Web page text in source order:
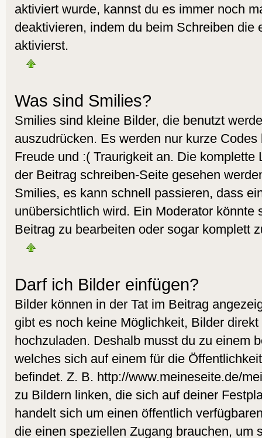
aktiviert wurde, kannst du es immer noch
deaktivieren, indem du beim Schreiben die
aktivierst.
Was sind Smilies?
Smilies sind kleine Bilder, die benutzt
auszudrücken. Es werden nur kurze
Freude und :( Traurigkeit an. Die
der Beitrag schreiben-Seite gesehen
Smilies, es kann schnell passieren, dass
unübersichtlich wird. Ein Moderator könnte
Beitrag zu bearbeiten oder sogar komplett
Darf ich Bilder einfügen?
Bilder können in der Tat im Beitrag
gibt es noch keine Möglichkeit, Bilder
hochzuladen. Deshalb musst du zu einem
welches sich auf einem für die
befindet. Z. B. http://www.meineseite.de/
zu Bildern linken, die sich auf deiner
handelt sich um einen öffentlich
die einen speziellen Zugang brauchen, um